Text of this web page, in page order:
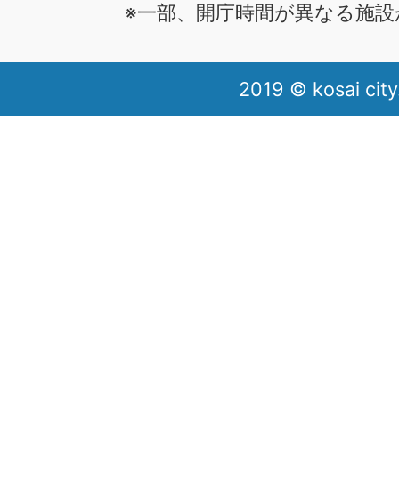
※一部、開庁時間が異なる施
2019 © kosai